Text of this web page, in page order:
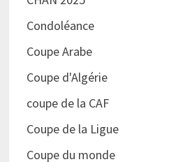
Condoléance
Coupe Arabe
Coupe d'Algérie
coupe de la CAF
Coupe de la Ligue
Coupe du monde